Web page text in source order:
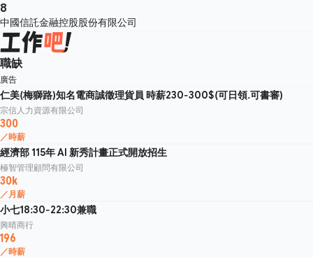
8
中國信託金融控股股份有限公司
職缺
廣告
仁美(梅獅路)知名電商誠徵理貨員 時薪230-300$(可日領.可書審)
宗信人力資源有限公司
300
／時薪
經濟部 115年 AI 新秀計畫正式開放招生
極智管理顧問有限公司
30k
／月薪
小七18:30-22:30兼職
興晴商行
196
／時薪